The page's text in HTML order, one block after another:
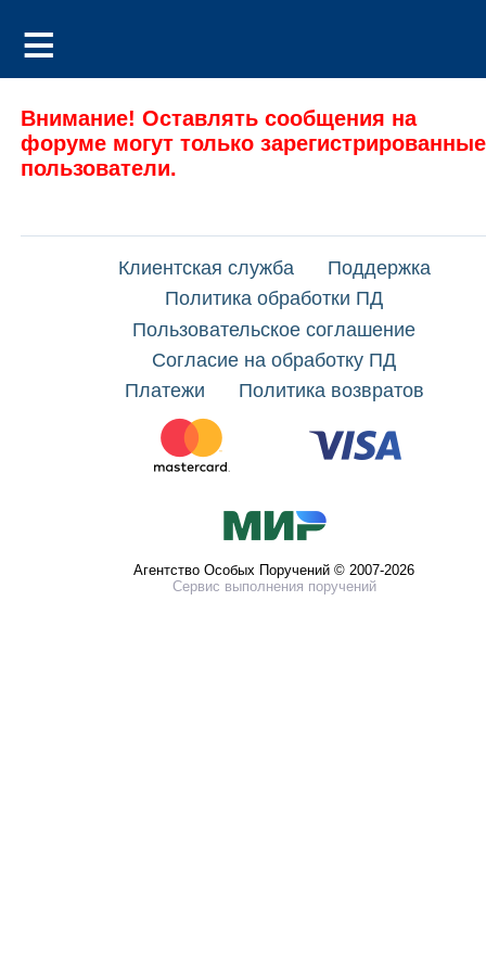
Внимание! Оставлять сообщения на
форуме могут только зарегистрированные
пользователи.
Клиентская служба
Поддержка
Политика обработки ПД
Пользовательское соглашение
Согласие на обработку ПД
Платежи
Политика возвратов
Агентство Особых Поручений © 2007-2026
Сервис выполнения поручений